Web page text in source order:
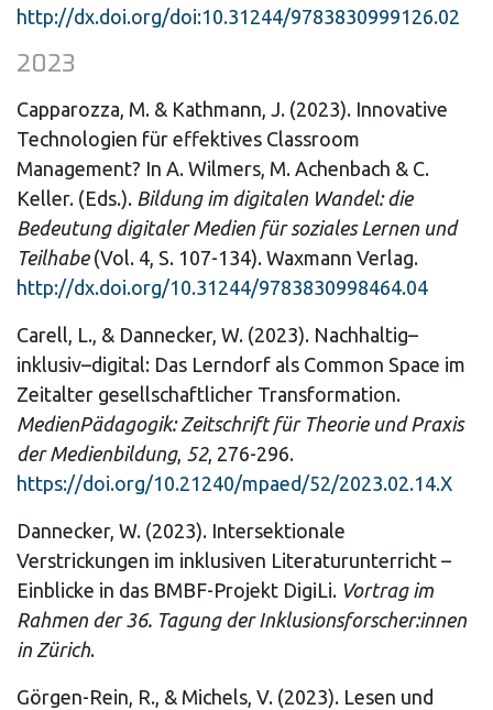
http://dx.doi.org/doi:10.31244/9783830999126.02
2023
Capparozza, M. & Kathmann, J. (2023). Innovative
Technologien für effektives Classroom
Management? In A. Wilmers, M. Achenbach & C.
Keller. (Eds.). Bildung im digitalen Wandel: die
Bedeutung digitaler Medien für soziales Lernen und
Teilhabe(Vol. 4, S. 107-134). Waxmann Verlag.
http://dx.doi.org/10.31244/9783830998464.04
Carell, L., & Dannecker, W. (2023). Nachhaltig–
inklusiv–digital: Das Lerndorf als Common Space im
Zeitalter gesellschaftlicher Transformation.
MedienPädagogik: Zeitschrift für Theorie und Praxis
der Medienbildung, 52, 276-296.
https://doi.org/10.21240/mpaed/52/2023.02.14.X
Dannecker, W. (2023). Intersektionale
Verstrickungen im inklusiven Literaturunterricht –
Einblicke in das BMBF-Projekt DigiLi. Vortrag im
Rahmen der 36. Tagung der Inklusionsforscher:innen
in Zürich.
Görgen-Rein, R., & Michels, V. (2023). Lesen und